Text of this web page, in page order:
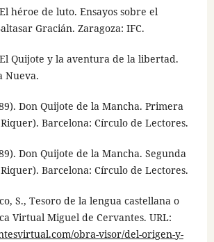
héroe de luto. Ensayos sobre el
Gracián. Zaragoza: IFC.
El Quijote y la aventura de la libertad.
Nueva.
Don Quijote de la Mancha. Primera
Barcelona: Círculo de Lectores.
Don Quijote de la Mancha. Segunda
Barcelona: Círculo de Lectores.
S., Tesoro de la lengua castellana o
Virtual Miguel de Cervantes. URL:
obra-visor/del-origen-y-